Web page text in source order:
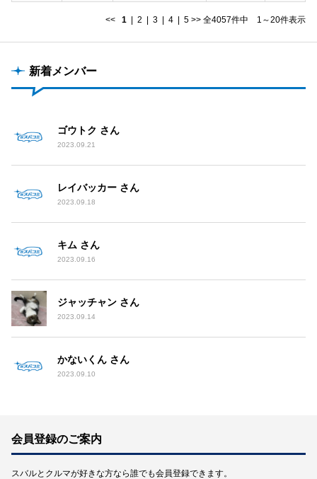
<< 1 2 3 4 5 >> 全4057件中 1～20件表示
新着メンバー
ゴウトク さん
2023.09.21
レイバッカー さん
2023.09.18
キム さん
2023.09.16
ジャッチャン さん
2023.09.14
かないくん さん
2023.09.10
会員登録のご案内
スバルとクルマが好きな方なら誰でも会員登録できます。